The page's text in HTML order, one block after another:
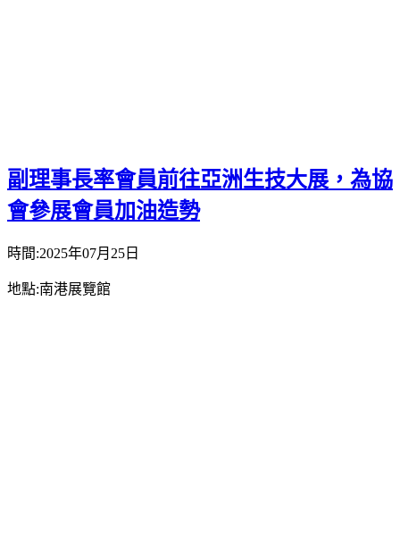
副理事長率會員前往亞洲生技大展，為協
會參展會員加油造勢
時間:2025年07月25日
地點:南港展覽館